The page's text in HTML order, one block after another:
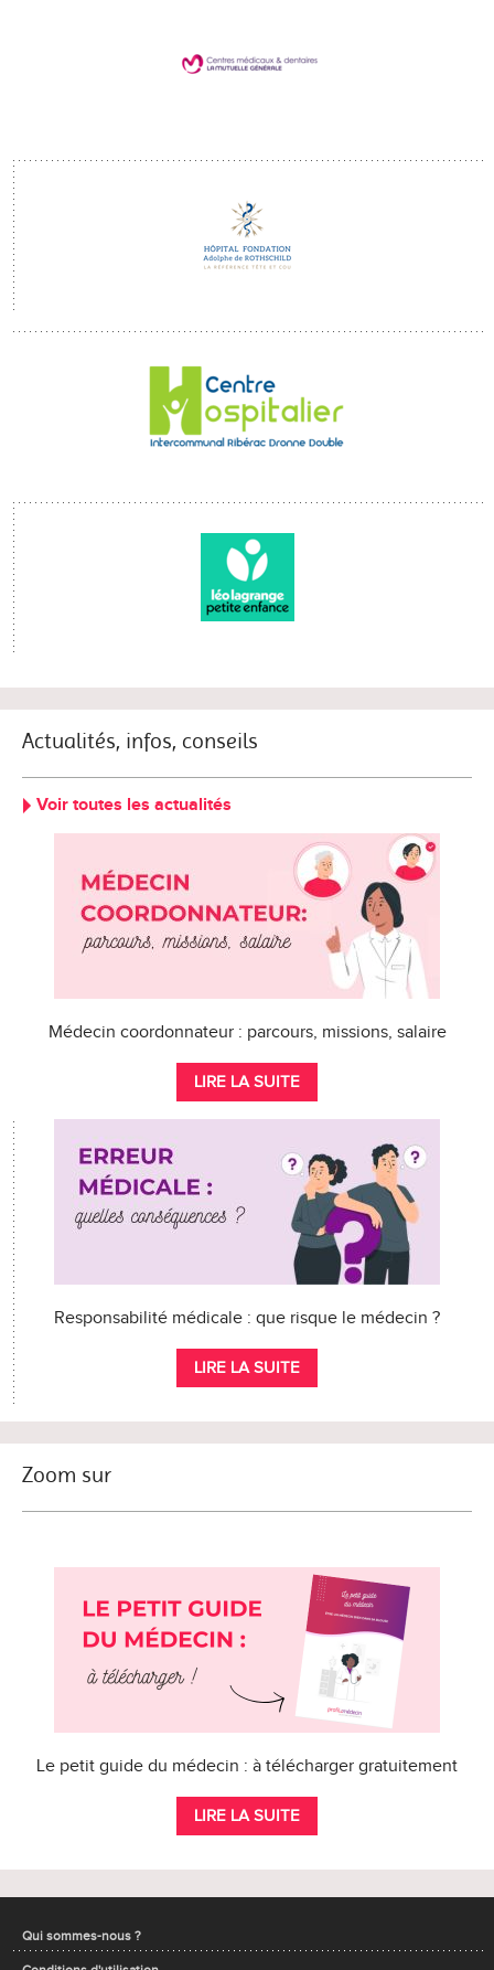
Actualités, infos, conseils
Voir toutes les actualités
Médecin coordonnateur : parcours, missions, salaire
LIRE LA SUITE
Responsabilité médicale : que risque le médecin ?
LIRE LA SUITE
Zoom sur
Le petit guide du médecin : à télécharger gratuitement
LIRE LA SUITE
Qui sommes-nous ?